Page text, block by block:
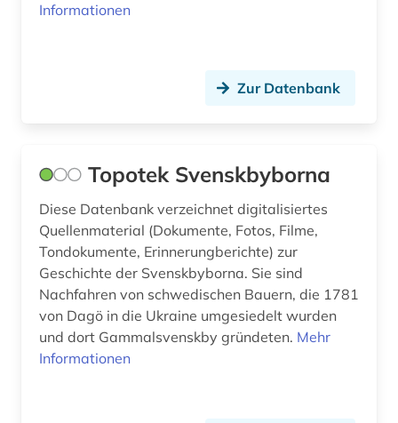
briefsammlung (1)
bronze (1)
bronzeplastik (1)
bronzezeit (1)
brücke (1)
Informationen
Zur Datenbank
Topotek Svenskbyborna
Diese Datenbank verzeichnet digitalisiertes
Quellenmaterial (Dokumente, Fotos, Filme,
Tondokumente, Erinnerungberichte) zur
Geschichte der Svenskbyborna. Sie sind
Nachfahren von schwedischen Bauern, die 1781
von Dagö in die Ukraine umgesiedelt wurden
und dort Gammalsvenskby gründeten. Mehr
Informationen